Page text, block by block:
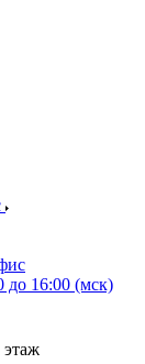
до 16:00 (мск)
этаж